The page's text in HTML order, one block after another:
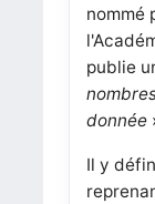
nommé
publie
donnée
Il y